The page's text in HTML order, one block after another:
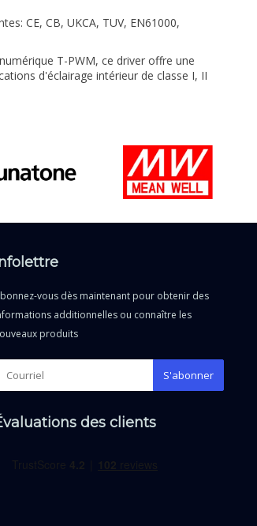
CE, CB, UKCA, TUV, EN61000,
T-PWM, ce driver offre une
d'éclairage intérieur de classe I, II
vous dès maintenant pour obtenir des
additionnelles ou connaître les
produits
S'abonner
des clients